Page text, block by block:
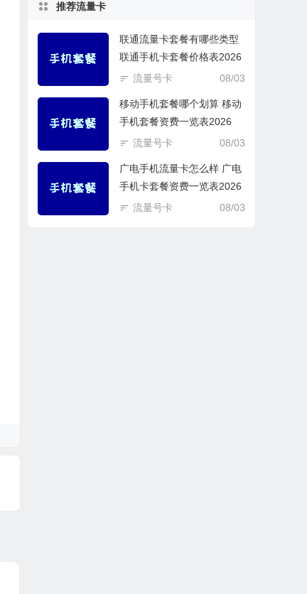
推荐流量卡
联通流量卡套餐有哪些类型
联通手机卡套餐价格表2026
08/03
流量号卡
移动手机套餐哪个划算 移动
手机套餐资费一览表2026
08/03
流量号卡
广电手机流量卡怎么样 广电
手机卡套餐资费一览表2026
08/03
流量号卡